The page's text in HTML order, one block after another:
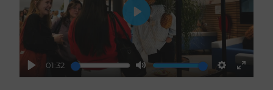
Play
01:32
Mute Settings
Enter
Play